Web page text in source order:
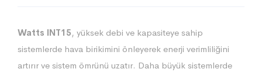
Watts INT15, yüksek debi ve kapasiteye sahip
sistemlerde hava birikimini önleyerek enerji verimliliğini
artırır ve sistem ömrünü uzatır. Daha büyük sistemlerde